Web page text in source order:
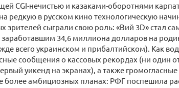
CGI-нечистью и казаками-оборотнями
редкую в русском кино технологическую
зрителей сыграли свою роль: «Вий 3D» стал
34,6 миллиона долларов на
всего украинском и прибалтийском). Как
сообщения о кассовых рекордах (ни один
уикенд на экранах), а также громогласные
амбициозных планах: РФГ поспешила